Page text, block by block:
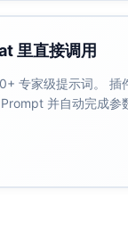
争力，搭配$34.99
供应链成熟但“精准
点与差异点）
保温杯/大牌水具、
；316不锈钢与电子
里直接调用
专家级提示词。 插
并自动完成参